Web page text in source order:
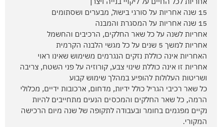
15 שנה אחריות על סורגי בישול, מבערים ושסתומים
15 שנה אחריות על המסגרת והמבנה
אחריות לשנה על כל שאר החלקים, הרכיבים והחשמל
אחריות למשך 5 שנים על כל מגשי הלבנה הקרמית
האחריות אינה כוללת נזקים הנגרמים משימוש שאינו ראוי
אחריות זו אינה כוללת שינוי צבע, קורוזיה על פני השטח, צריבה
ושריטות העלולות להופיע במהלך שימוש קבוע
כל שאר רכיבי הגריל כולל ידיות, מדחום, ארכובות ידיים, מכלולי
הרמה, כל שאר החלקים והמכסים הנעים מתחייבים להיות
נקיים מפגמים בחומר ובעבודה לתקופה של שנה מיום הרכישה
המקורי.